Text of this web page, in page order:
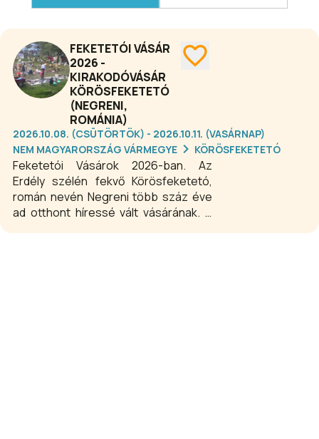
FEKETETÓI VÁSÁR
2026 -
KIRAKODÓVÁSÁR
KÖRÖSFEKETETÓ
(NEGRENI,
ROMÁNIA)
2026.10.08. (CSÜTÖRTÖK) - 2026.10.11. (VASÁRNAP)
NEM MAGYARORSZÁG VÁRMEGYE
KÖRÖSFEKETETÓ
Feketetói Vásárok 2026-ban. Az
Erdély szélén fekvő Körösfeketetó,
román nevén Negreni több száz éve
ad otthont híressé vált vásárának. A